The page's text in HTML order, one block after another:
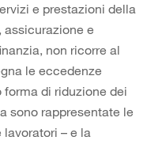
e prestazioni della
assicurazione e
non ricorre al
le eccedenze
di riduzione dei
sono rappresentate le
– e la